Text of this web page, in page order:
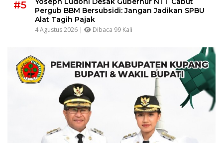
#5
Pergub BBM Bersubsidi: Jangan Jadikan SPBU
Alat Tagih Pajak
4 Agustus 2026 | Dibaca 99 Kali